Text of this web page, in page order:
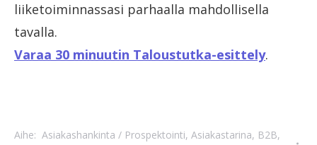
liiketoiminnassasi parhaalla mahdollisella
tavalla.
Varaa 30 minuutin Taloustutka-esittely.
Aihe: Asiakashankinta / Prospektointi, Asiakastarina, B2B,